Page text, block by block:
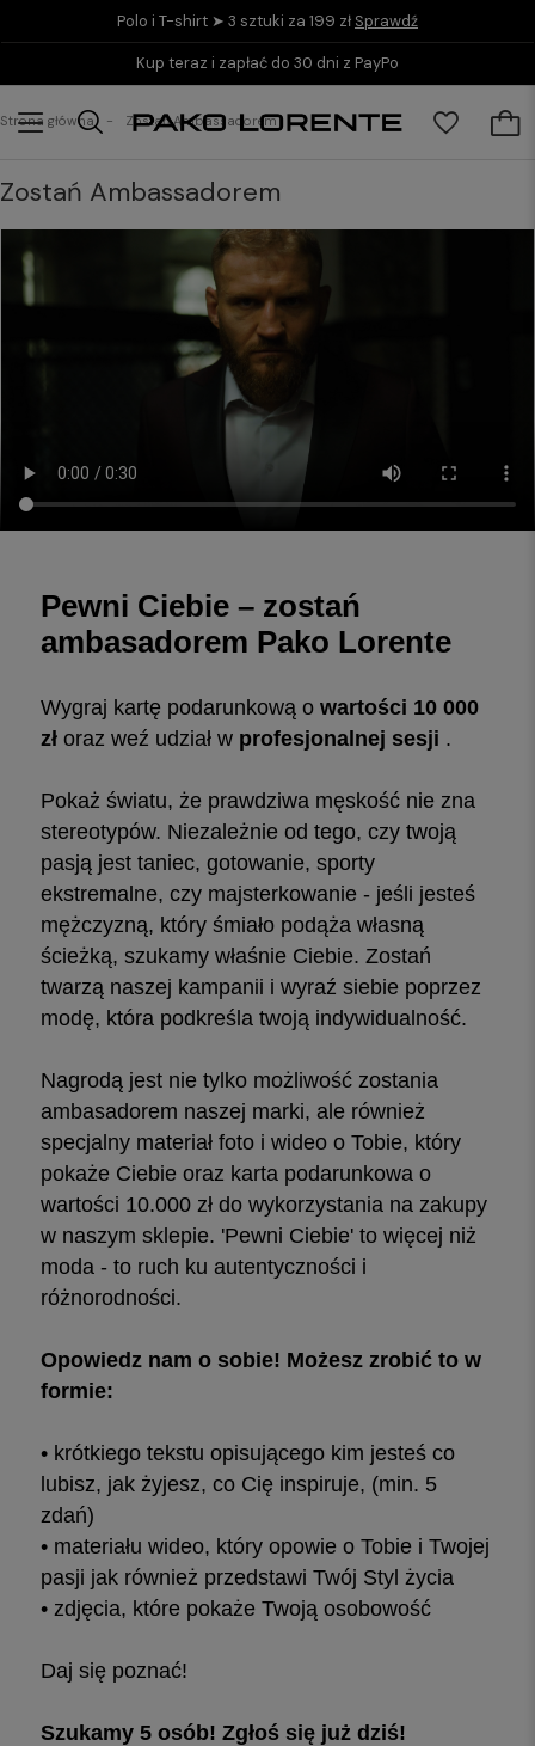
Polo i T-shirt ➤ 3 sztuki za 199 zł Sprawdź
Kup teraz i zapłać do 30 dni z PayPo
Strona główna Zostań Ambassadorem
Zostań Ambassadorem
Pewni Ciebie – zostań
ambasadorem Pako Lorente
Wygraj kartę podarunkową o wartości 10 000
złoraz weź udział w profesjonalnej sesji .
Pokaż światu, że prawdziwa męskość nie zna
stereotypów. Niezależnie od tego, czy twoją
pasją jest taniec, gotowanie, sporty
ekstremalne, czy majsterkowanie - jeśli jesteś
mężczyzną, który śmiało podąża własną
ścieżką, szukamy właśnie Ciebie. Zostań
twarzą naszej kampanii i wyraź siebie poprzez
modę, która podkreśla twoją indywidualność.
Nagrodą jest nie tylko możliwość zostania
ambasadorem naszej marki, ale również
specjalny materiał foto i wideo o Tobie, który
pokaże Ciebie oraz karta podarunkowa o
wartości 10.000 zł do wykorzystania na zakupy
w naszym sklepie. 'Pewni Ciebie' to więcej niż
moda - to ruch ku autentyczności i
różnorodności.
Opowiedz nam o sobie! Możesz zrobić to w
formie:
• krótkiego tekstu opisującego kim jesteś co
lubisz, jak żyjesz, co Cię inspiruje, (min. 5
zdań)
• materiału wideo, który opowie o Tobie i Twojej
pasji jak również przedstawi Twój Styl życia
• zdjęcia, które pokaże Twoją osobowość
Daj się poznać!
Szukamy 5 osób! Zgłoś się już dziś!